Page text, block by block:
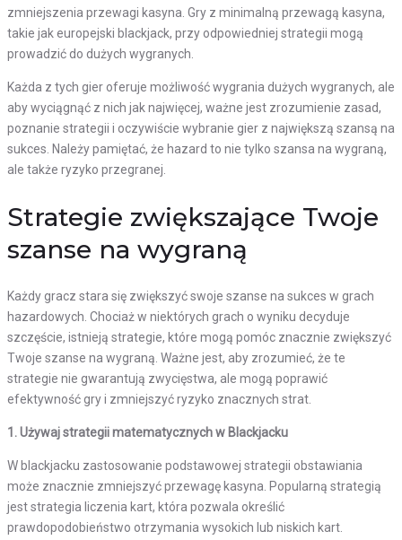
zmniejszenia przewagi kasyna. Gry z minimalną przewagą kasyna,
takie jak europejski blackjack, przy odpowiedniej strategii mogą
prowadzić do dużych wygranych.
Każda z tych gier oferuje możliwość wygrania dużych wygranych, ale
aby wyciągnąć z nich jak najwięcej, ważne jest zrozumienie zasad,
poznanie strategii i oczywiście wybranie gier z największą szansą na
sukces. Należy pamiętać, że hazard to nie tylko szansa na wygraną,
ale także ryzyko przegranej.
Strategie zwiększające Twoje
szanse na wygraną
Każdy gracz stara się zwiększyć swoje szanse na sukces w grach
hazardowych. Chociaż w niektórych grach o wyniku decyduje
szczęście, istnieją strategie, które mogą pomóc znacznie zwiększyć
Twoje szanse na wygraną. Ważne jest, aby zrozumieć, że te
strategie nie gwarantują zwycięstwa, ale mogą poprawić
efektywność gry i zmniejszyć ryzyko znacznych strat.
1. Używaj strategii matematycznych w Blackjacku
W blackjacku zastosowanie podstawowej strategii obstawiania
może znacznie zmniejszyć przewagę kasyna. Popularną strategią
jest strategia liczenia kart, która pozwala określić
prawdopodobieństwo otrzymania wysokich lub niskich kart.